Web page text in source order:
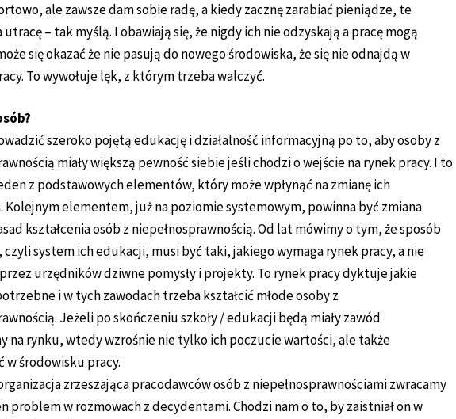
ale zawsze dam sobie radę, a kiedy zacznę zarabiać pieniądze, te
– tak myślą. I obawiają się, że nigdy ich nie odzyskają a pracę mogą
się okazać że nie pasują do nowego środowiska, że się nie odnajdą w
To wywołuje lęk, z którym trzeba walczyć.
szeroko pojętą edukację i działalność informacyjną po to, aby osoby z
miały większą pewność siebie jeśli chodzi o wejście na rynek pracy. I to
z podstawowych elementów, który może wpłynąć na zmianę ich
Kolejnym elementem, już na poziomie systemowym, powinna być zmiana
kształcenia osób z niepełnosprawnością. Od lat mówimy o tym, że sposób
czyli system ich edukacji, musi być taki, jakiego wymaga rynek pracy, a nie
urzędników dziwne pomysły i projekty. To rynek pracy dyktuje jakie
i w tych zawodach trzeba kształcić młode osoby z
Jeżeli po skończeniu szkoły / edukacji będą miały zawód
na rynku, wtedy wzrośnie nie tylko ich poczucie wartości, ale także
w środowisku pracy.
zrzeszająca pracodawców osób z niepełnosprawnościami zwracamy
problem w rozmowach z decydentami. Chodzi nam o to, by zaistniał on w